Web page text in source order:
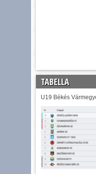
TABELLA
U19 Békés